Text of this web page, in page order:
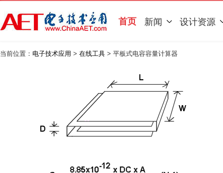
首页 新闻 设计资源
当前位置： 电子技术应用 > 在线工具 > 平板式电容容量计算器